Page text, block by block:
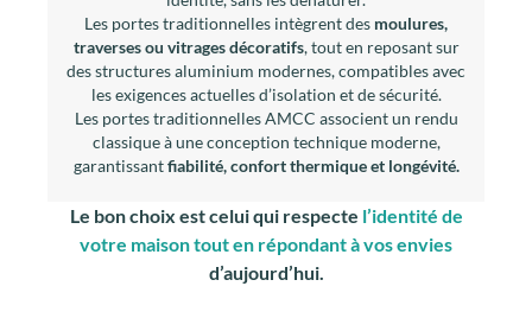
Les portes traditionnelles intègrent des moulures,
traverses ou vitrages décoratifs, tout en reposant sur
des structures aluminium modernes, compatibles avec
les exigences actuelles d’isolation et de sécurité.
Les portes traditionnelles AMCC associent un rendu
classique à une conception technique moderne,
garantissantfiabilité, confort thermique et longévité.
Le bon choix est celui qui respecte l’identité de
votre maison tout en répondant à vos envies
d’aujourd’hui.